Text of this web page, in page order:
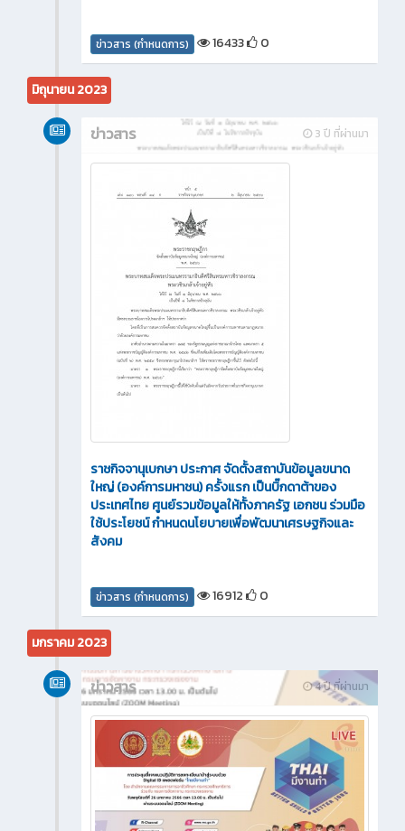
ข่าวสาร (กำหนดการ) 16433 0
มิถุนายน 2023
3 ปี ที่ผ่านมา
ข่าวสาร
ราชกิจจานุเบกษา ประกาศ จัดตั้งสถาบันข้อมูลขนาด
ใหญ่ (องค์การมหาชน) ครั้งแรก เป็นบิ๊กดาต้าของ
ประเทศไทย ศูนย์รวมข้อมูลให้ทั้งภาครัฐ เอกชน ร่วมมือ
ใช้ประโยชน์ กำหนดนโยบายเพื่อพัฒนาเศรษฐกิจและ
สังคม
ข่าวสาร (กำหนดการ) 16912 0
มกราคม 2023
4 ปี ที่ผ่านมา
ข่าวสาร